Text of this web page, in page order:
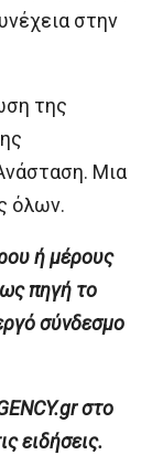
στην
της
Μια
όλων.
ή μέρους
πηγή το
σύνδεσμο
στο
ειδήσεις.